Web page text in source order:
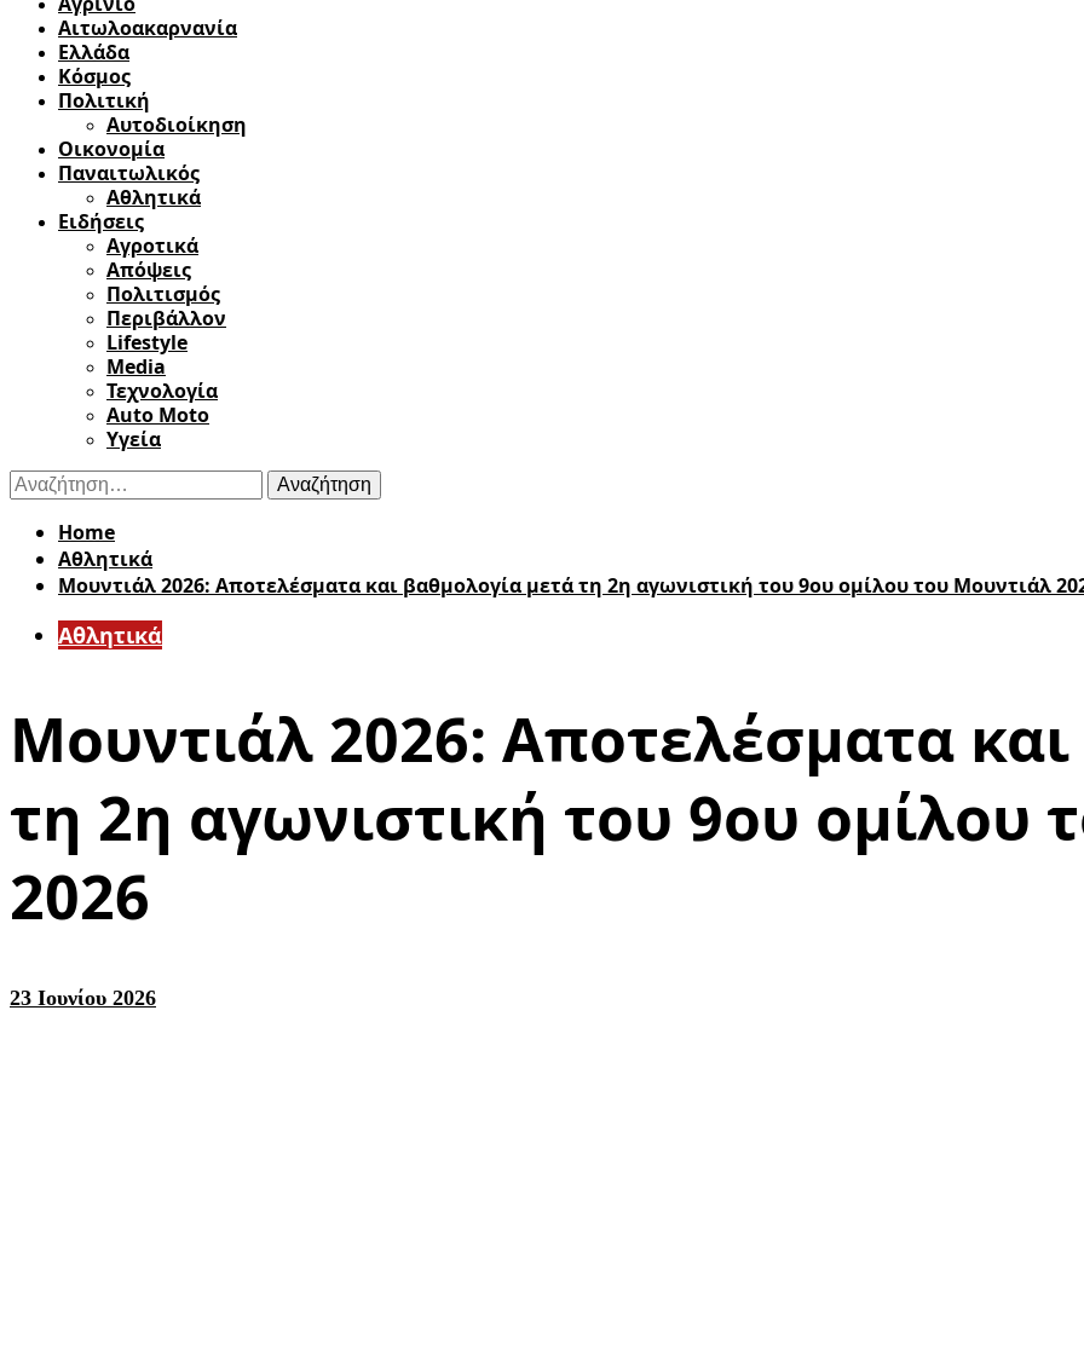
Αιτωλοακαρνανία
Ελλάδα
Κόσμος
Πολιτική
Αυτοδιοίκηση
Οικονομία
Παναιτωλικός
Αθλητικά
Ειδήσεις
Αγροτικά
Απόψεις
Πολιτισμός
Περιβάλλον
Lifestyle
Media
Τεχνολογία
Auto Moto
Υγεία
Αναζήτηση
για:
Home
Αθλητικά
Μουντιάλ 2026: Αποτελέσματα και βαθμολογία μετά τη 2η αγωνιστική του 9ου ομίλου του Μουντιάλ
Αθλητικά
Μουντιάλ 2026: Αποτελέσματα
τη 2η αγωνιστική του 9ου ομίλου
2026
23 Ιουνίου 2026